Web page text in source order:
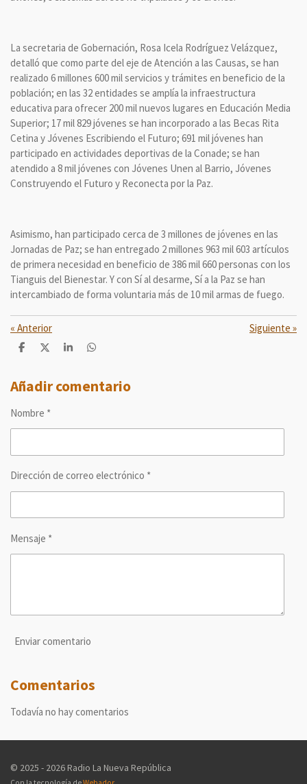
La secretaria de Gobernación, Rosa Icela Rodríguez Velázquez,
detalló que como parte del eje de Atención a las Causas, se han
realizado 6 millones 600 mil servicios y trámites en beneficio de la
población; en las 32 entidades se amplía la infraestructura
educativa para ofrecer 200 mil nuevos lugares en Educación Media
Superior; 17 mil 829 jóvenes se han incorporado a las Becas Rita
Cetina y Jóvenes Escribiendo el Futuro; 691 mil jóvenes han
participado en actividades deportivas de la Conade; se han
atendido a 8 mil jóvenes con Jóvenes Unen al Barrio, Jóvenes
Construyendo el Futuro y Reconecta por la Paz.
Asimismo, han participado cerca de 3 millones de jóvenes en las
Jornadas de Paz; se han entregado 2 millones 963 mil 603 artículos
de primera necesidad en beneficio de 386 mil 660 personas con los
Tianguis del Bienestar. Y con Sí al desarme, Sí a la Paz se han
intercambiado de forma voluntaria más de 10 mil armas de fuego.
« Anterior Siguiente »
C
p
a
t
C
p
a
C
p
a
C
p
a
Añadir comentario
Nombre *
Dirección de correo electrónico *
Mensaje *
Enviar comentario
Comentarios
Todavía no hay comentarios
© 2025 - 2026 Radio La Nueva República